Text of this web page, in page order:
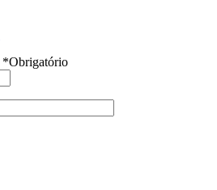
*Obrigatório